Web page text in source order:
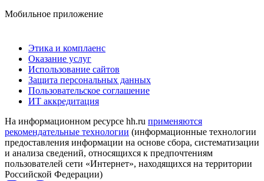
Мобильное приложение
Этика и комплаенс
Оказание услуг
Использование сайтов
Защита персональных данных
Пользовательское соглашение
ИТ аккредитация
На информационном ресурсе hh.ru применяются
рекомендательные технологии (информационные технологии
предоставления информации на основе сбора, систематизации
и анализа сведений, относящихся к предпочтениям
пользователей сети «Интернет», находящихся на территории
Российской Федерации)